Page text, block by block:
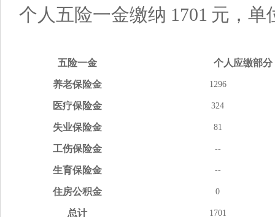
个人五险一金缴纳 1701 元，单
五险一金 个人应缴部分
养老保险金 1296
医疗保险金 324
失业保险金 81
工伤保险金 --
生育保险金 --
住房公积金 0
总计 1701